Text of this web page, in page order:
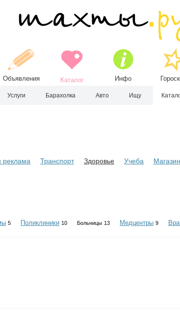
Объявления Каталог Инфо
Услуги Барахолка Авто Ищу
Транспорт Здоровье Учеба
5 Поликлиники 10 Больницы 13 Медцентры 9